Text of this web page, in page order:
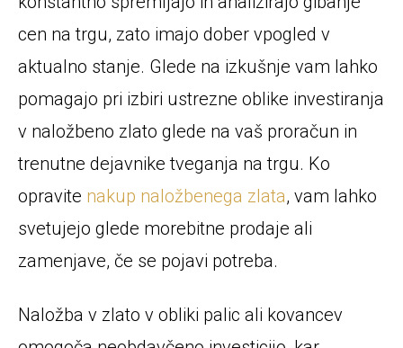
cen na trgu, zato imajo dober vpogled v
aktualno stanje. Glede na izkušnje vam lahko
pomagajo pri izbiri ustrezne oblike investiranja
v naložbeno zlato glede na vaš proračun in
trenutne dejavnike tveganja na trgu. Ko
opravite nakup naložbenega zlata, vam lahko
svetujejo glede morebitne prodaje ali
zamenjave, če se pojavi potreba.
Naložba v zlato v obliki palic ali kovancev